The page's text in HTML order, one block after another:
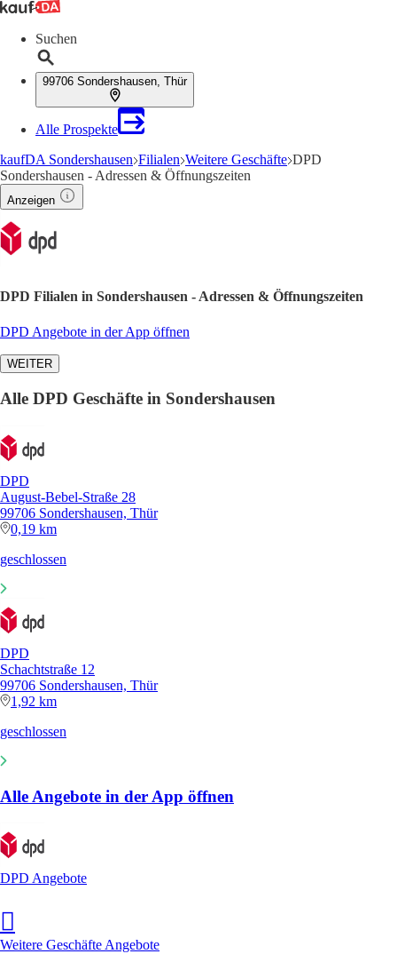
Suchen
99706 Sondershausen, Thür
Alle Prospekte
kaufDA Sondershausen Filialen Weitere Geschäfte DPD
Sondershausen - Adressen & Öffnungszeiten
Anzeigen
DPD Filialen in Sondershausen - Adressen & Öffnungszeiten
DPD Angebote in der App öffnen
WEITER
Alle DPD Geschäfte in Sondershausen
DPD
August-Bebel-Straße 28
99706 Sondershausen, Thür
0,19 km
geschlossen
DPD
Schachtstraße 12
99706 Sondershausen, Thür
1,92 km
geschlossen
Alle Angebote in der App öffnen
DPD Angebote
Weitere Geschäfte Angebote